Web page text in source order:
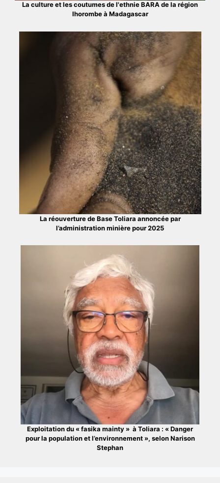
La culture et les coutumes de l'ethnie BARA de la région
Ihorombe à Madagascar
La réouverture de Base Toliara annoncée par
l’administration minière pour 2025
Exploitation du « fasika mainty » à Toliara : « Danger
pour la population et l’environnement », selon Narison
Stephan